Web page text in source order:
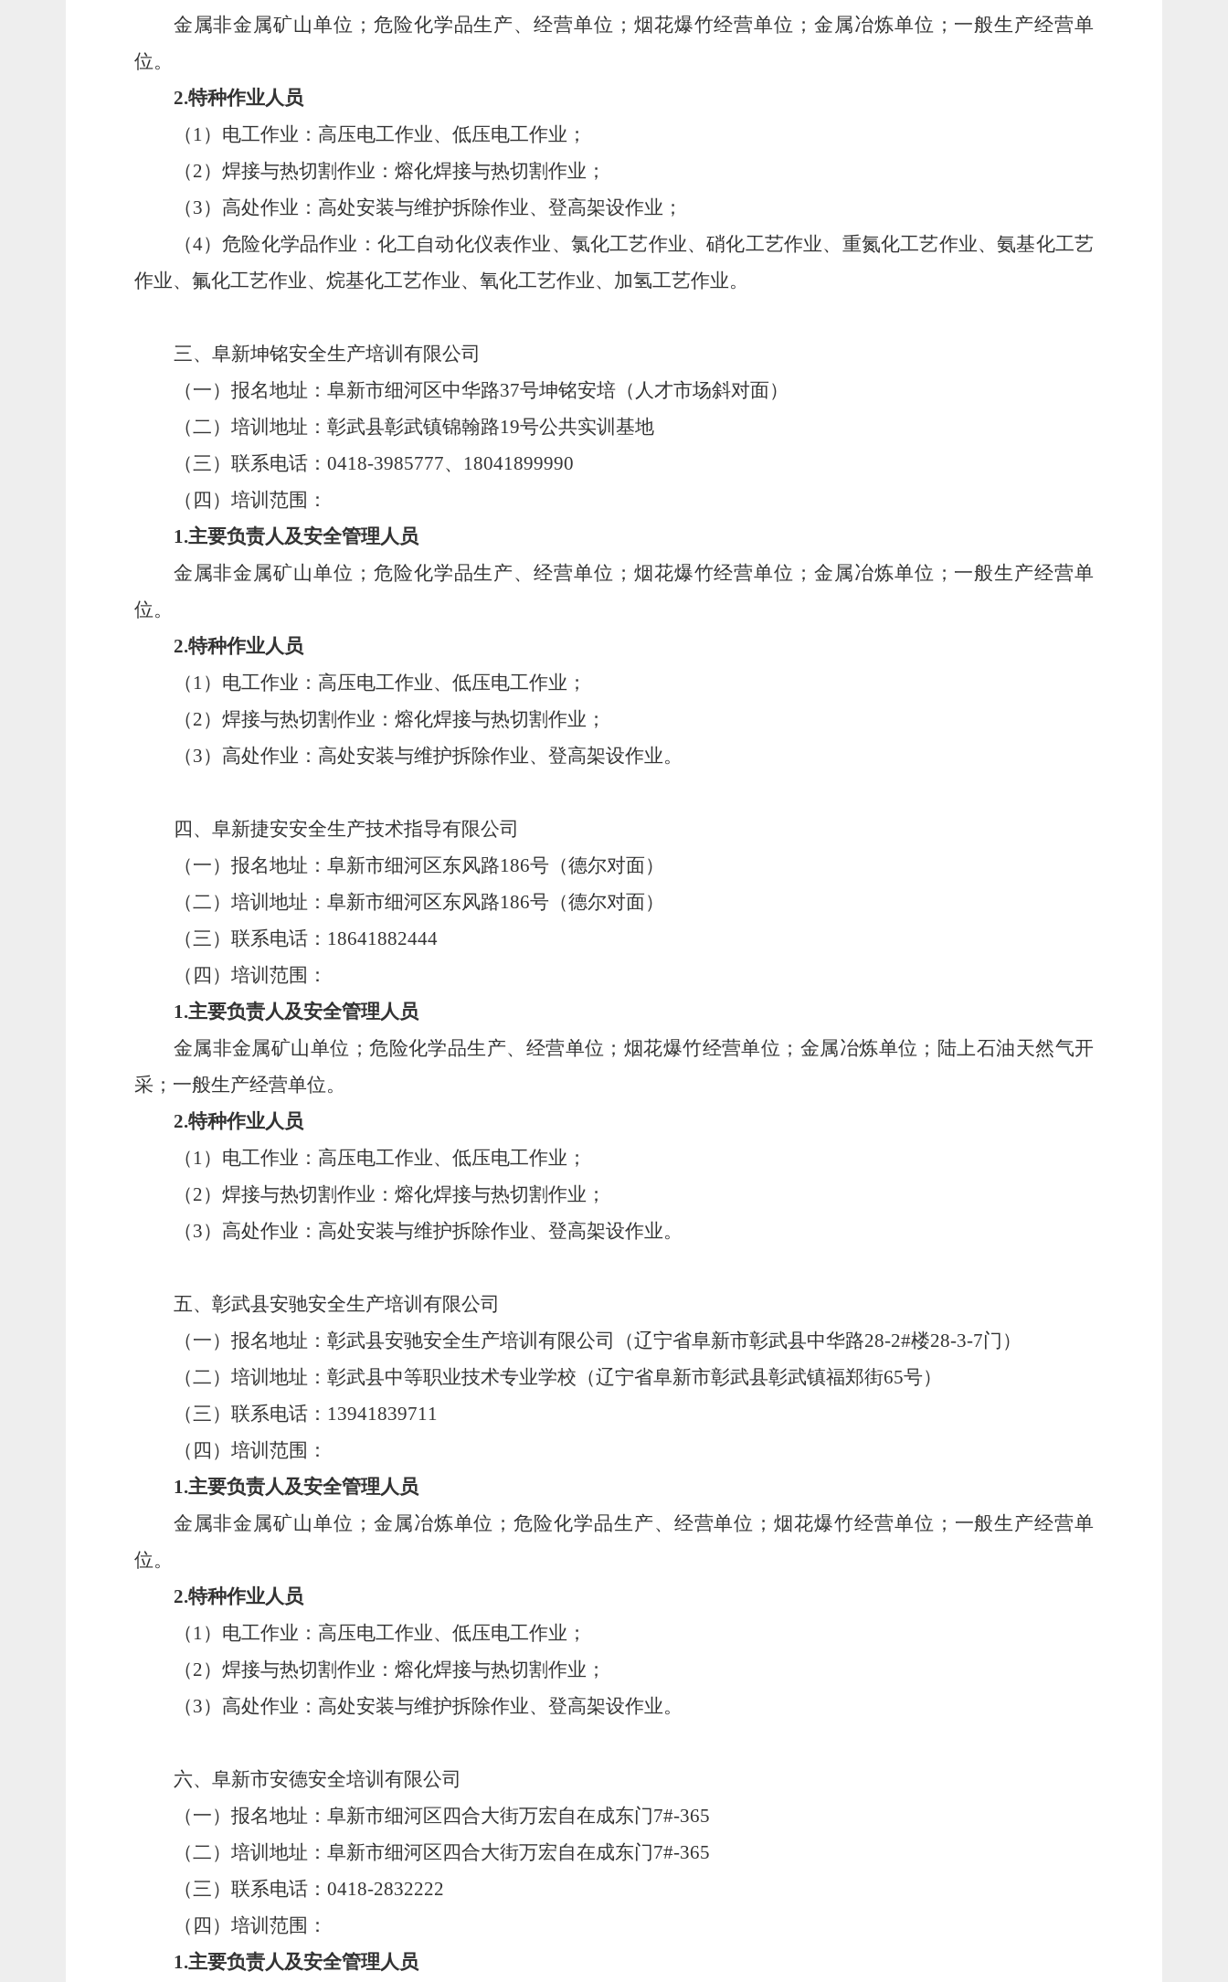
金属非金属矿山单位；危险化学品生产、经营单位；烟花爆竹经营单位；金属冶炼单位；一般生产经营单
位。
2.特种作业人员
（ 1）电工作业：高压电工作业、低压电工作业；
（2） 焊接与热切割作业： 熔化焊接与热切割作业；
（3）高处作业：高处安装与维护拆除作业、登高架设作业；
（4）危险化学品作业：化工自动化仪表作业、氯化工艺作业、硝化工艺作业、重氮化工艺作业、氨基化工艺
作业、氟化工艺作业、烷基化工艺作业、氧化工艺作业、加氢工艺作业。
三、阜新坤铭安全生产培训有限公司
（一）报名地址： 阜新市细河区中华路37号坤铭安培（人才市场斜对面）
（二）培训地址： 彰武县彰武镇锦翰路19号公共实训基地
（三）联系电话： 0418-3985777、 18041899990
（四）培训范围：
1.主要负责人及安全管理人员
金属非金属矿山单位；危险化学品生产、经营单位；烟花爆竹经营单位；金属冶炼单位；一般生产经营单
位。
2.特种作业人员
（ 1）电工作业：高压电工作业、低压电工作业；
（2） 焊接与热切割作业： 熔化焊接与热切割作业；
（3）高处作业：高处安装与维护拆除作业、登高架设作业。
四、阜新捷安安全生产技术指导有限公司
（一）报名地址： 阜新市细河区东风路186号（德尔对面）
（二）培训地址： 阜新市细河区东风路186号（德尔对面）
（三）联系电话： 18641882444
（四）培训范围：
1.主要负责人及安全管理人员
金属非金属矿山单位；危险化学品生产、经营单位；烟花爆竹经营单位；金属冶炼单位；陆上石油天然气开
采；一般生产经营单位。
2.特种作业人员
（ 1）电工作业：高压电工作业、低压电工作业；
（2） 焊接与热切割作业： 熔化焊接与热切割作业；
（3）高处作业：高处安装与维护拆除作业、登高架设作业。
五、彰武县安驰安全生产培训有限公司
（一）报名地址： 彰武县安驰安全生产培训有限公司（辽宁省阜新市彰武县中华路28-2#楼28-3-7门 ）
（二）培训地址： 彰武县中等职业技术专业学校（辽宁省阜新市彰武县彰武镇福郑街65号）
（三）联系电话： 13941839711
（四）培训范围：
1.主要负责人及安全管理人员
金属非金属矿山单位；金属冶炼单位； 危险化学品生产、经营单位 ；烟花爆竹经营单位；一般生产经营单
位。
2.特种作业人员
（ 1） 电工作业：高压电工作业、 低压电工作业 ；
（2） 焊接与热切割作业： 熔化焊接与热切割作业；
（3） 高处作业：高处安装与维护拆除作业、 登高架设作业。
六、阜新市安德安全培训有限公司
（一）报名地址： 阜新市细河区四合大街万宏自在成东门7#-365
（二）培训地址： 阜新市细河区四合大街万宏自在成东门7#-365
（三）联系电话： 0418-2832222
（四）培训范围：
1.主要负责人及安全管理人员